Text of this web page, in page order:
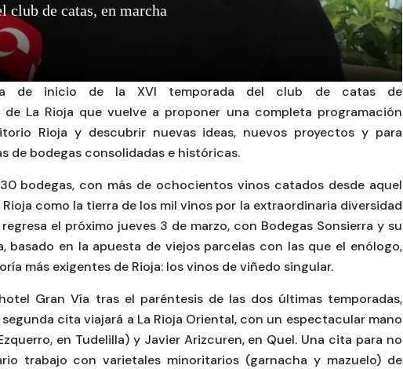
de inicio de la XVI temporada del club de catas de
de La Rioja que vuelve a proponer una completa programación
Rioja y descubrir nuevas ideas, nuevos proyectos y para
de bodegas consolidadas e históricas.
bodegas, con más de ochocientos vinos catados desde aquel
como la tierra de los mil vinos por la extraordinaria diversidad
el próximo jueves 3 de marzo, con Bodegas Sonsierra y su
basado en la apuesta de viejos parcelas con las que el enólogo,
más exigentes de Rioja: los vinos de viñedo singular.
Gran Vía tras el paréntesis de las dos últimas temporadas,
cita viajará a La Rioja Oriental, con un espectacular mano
en Tudelilla) y Javier Arizcuren, en Quel. Una cita para no
trabajo con varietales minoritarios (garnacha y mazuelo) de